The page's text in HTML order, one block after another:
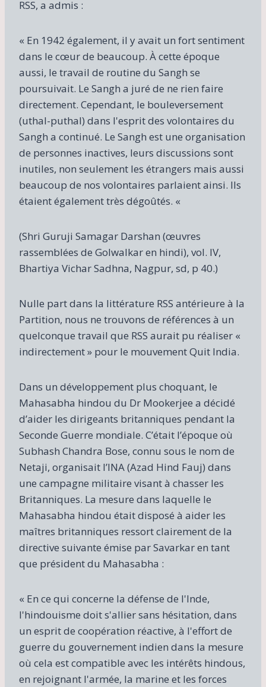
RSS, a admis :
« En 1942 également, il y avait un fort sentiment
dans le cœur de beaucoup. À cette époque
aussi, le travail de routine du Sangh se
poursuivait. Le Sangh a juré de ne rien faire
directement. Cependant, le bouleversement
(uthal-puthal) dans l'esprit des volontaires du
Sangh a continué. Le Sangh est une organisation
de personnes inactives, leurs discussions sont
inutiles, non seulement les étrangers mais aussi
beaucoup de nos volontaires parlaient ainsi. Ils
étaient également très dégoûtés. «
(Shri Guruji Samagar Darshan (œuvres
rassemblées de Golwalkar en hindi), vol. IV,
Bhartiya Vichar Sadhna, Nagpur, sd, p 40.)
Nulle part dans la littérature RSS antérieure à la
Partition, nous ne trouvons de références à un
quelconque travail que RSS aurait pu réaliser «
indirectement » pour le mouvement Quit India.
Dans un développement plus choquant, le
Mahasabha hindou du Dr Mookerjee a décidé
d’aider les dirigeants britanniques pendant la
Seconde Guerre mondiale. C’était l’époque où
Subhash Chandra Bose, connu sous le nom de
Netaji, organisait l’INA (Azad Hind Fauj) dans
une campagne militaire visant à chasser les
Britanniques. La mesure dans laquelle le
Mahasabha hindou était disposé à aider les
maîtres britanniques ressort clairement de la
directive suivante émise par Savarkar en tant
que président du Mahasabha :
« En ce qui concerne la défense de l'Inde,
l'hindouisme doit s'allier sans hésitation, dans
un esprit de coopération réactive, à l'effort de
guerre du gouvernement indien dans la mesure
où cela est compatible avec les intérêts hindous,
en rejoignant l'armée, la marine et les forces